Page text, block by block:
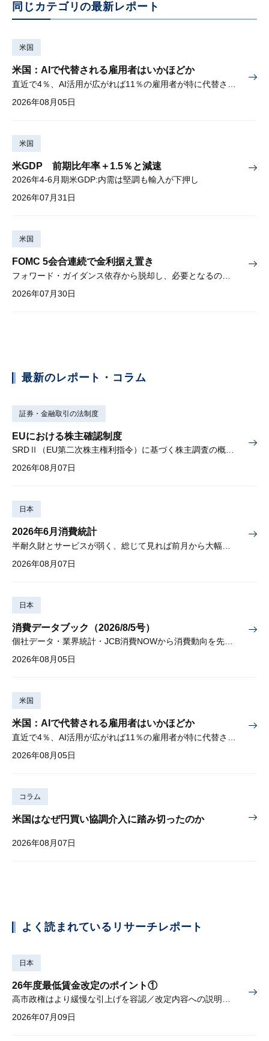
同じカテゴリの最新レポート
米国
米国：AIで代替される雇用者はいかほどか
2026年08月05日
米国
米GDP 前期比年率＋1.5％と減速
2026年4-6月期米GDP:内需は堅調も輸入が下押し
2026年07月31日
米国
FOMC 5会合連続で金利据え置き
2026年07月30日
最新のレポート・コラム
証券・金融取引の法制度
EUにおける株主確認制度
SRDⅡ（EU第二次株主権利指令）に基づく株主調査の概要と課題
2026年08月07日
日本
2026年6月消費統計
2026年08月07日
日本
消費データブック（2026/8/5号）
個社データ・業界統計・JCB消費NOWから消費動向を先取り
2026年08月05日
米国
米国：AIで代替される雇用者はいかほどか
2026年08月05日
コラム
米国はなぜ円買い協調介入に踏み切ったのか
2026年08月07日
よく読まれているリサーチレポート
日本
26年度最低賃金改定のポイント①
高市政権はより緩慢な引上げを容認／改定内容への説明責任が焦点
2026年07月09日